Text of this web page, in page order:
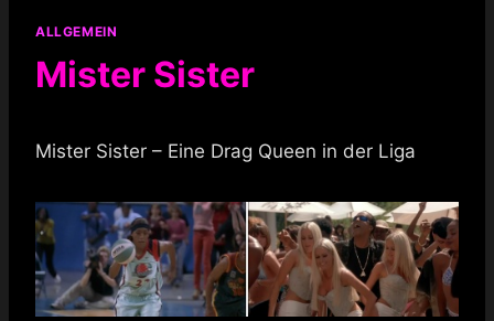
ALLGEMEIN
Mister Sister
Mister Sister – Eine Drag Queen in der Liga